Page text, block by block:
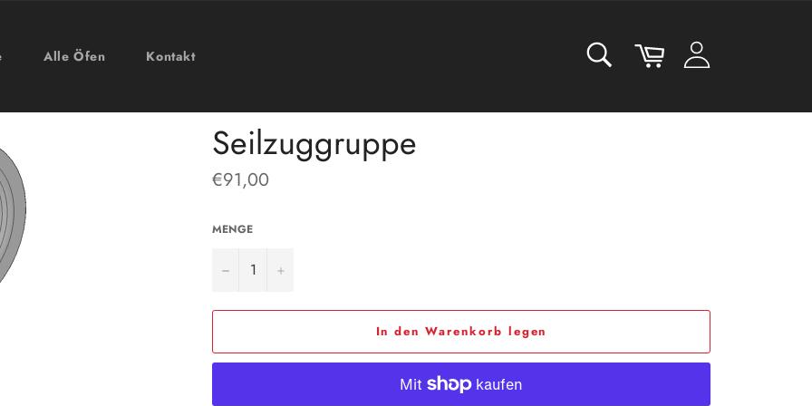
Alle Öfen Kontakt
Warenkorb
Seilzuggruppe
Normaler
Preis
€91,00
MENGE
− +
In den Warenkorb legen